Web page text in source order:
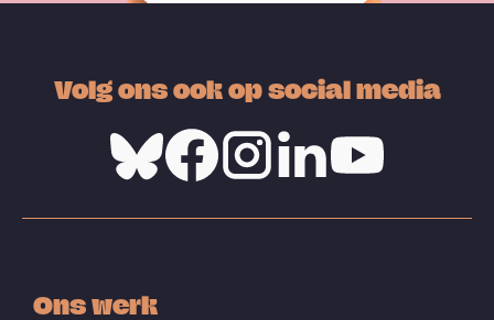
Volg ons ook op social media
Ons werk